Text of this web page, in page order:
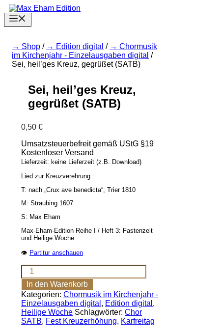
Zum
Inhalt
springen
Shop / Edition digital /
Chormusik
im Kirchenjahr - Einzelausgaben digital /
Sei, heil’ges Kreuz, gegrüßet (SATB)
Sei, heil’ges Kreuz,
gegrüßet (SATB)
0,50 €
Umsatzsteuerbefreit gemäß UStG §19
Kostenloser Versand
Lieferzeit: keine Lieferzeit (z.B. Download)
Lied zur Kreuzverehrung
T: nach „Crux ave benedicta“, Trier 1810
M: Straubing 1607
S: Max Eham
Max-Eham-Edition Reihe I / Heft 3: Fastenzeit
und Heilige Woche
👁 Partitur anschauen
Sei,
heil'ges
Kreuz,
gegrüßet
(SATB)
[Digital]
Menge
In den Warenkorb
Kategorien: Chormusik im Kirchenjahr -
Einzelausgaben digital , Edition digital ,
Heilige Woche Schlagwörter: Chor
SATB, Fest Kreuzerhöhung, Karfreitag